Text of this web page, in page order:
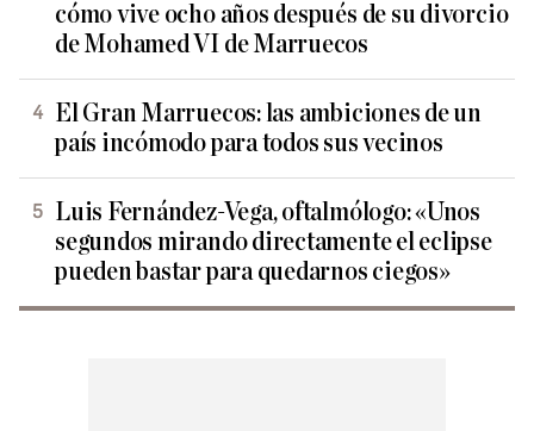
cómo vive ocho años después de su divorcio
de Mohamed VI de Marruecos
El Gran Marruecos: las ambiciones de un
país incómodo para todos sus vecinos
Luis Fernández-Vega, oftalmólogo: «Unos
segundos mirando directamente el eclipse
pueden bastar para quedarnos ciegos»